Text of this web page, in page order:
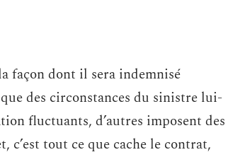
façon dont il sera indemnisé
des circonstances du sinistre lui-
fluctuants, d’autres imposent des
c’est tout ce que cache le contrat,